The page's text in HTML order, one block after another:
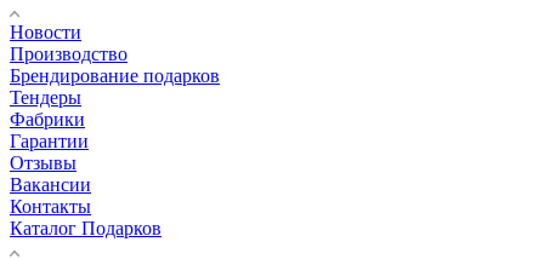
Новости
Производство
Брендирование подарков
Тендеры
Фабрики
Гарантии
Отзывы
Вакансии
Контакты
Каталог Подарков